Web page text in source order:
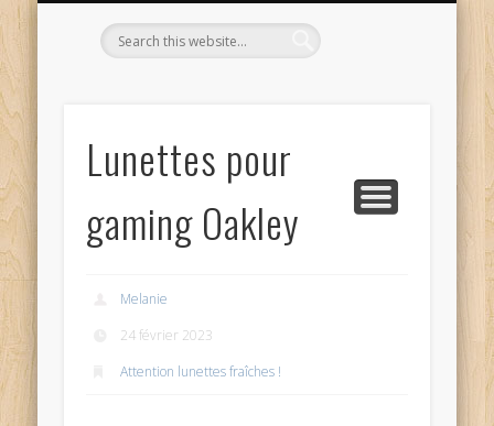
Lunettes pour
gaming Oakley
Melanie
24 février 2023
Attention lunettes fraîches !